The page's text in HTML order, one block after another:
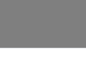
Lerneinheit sind